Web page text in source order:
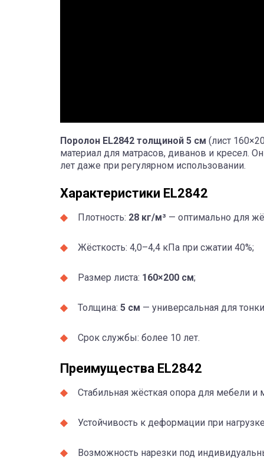
Поролон EL2842 толщиной 5 см (лист
материал для матрасов, диванов и кресел.
лет даже при регулярном использовании.
Характеристики EL2842
Плотность: 28 кг/м³ — оптимально для
Жёсткость: 4,0–4,4 кПа при сжатии 40%;
Размер листа: 160×200 см;
Толщина: 5 см — универсальная для
Срок службы: более 10 лет.
Преимущества EL2842
Стабильная жёсткая опора для мебели и
Устойчивость к деформации при
Возможность нарезки под